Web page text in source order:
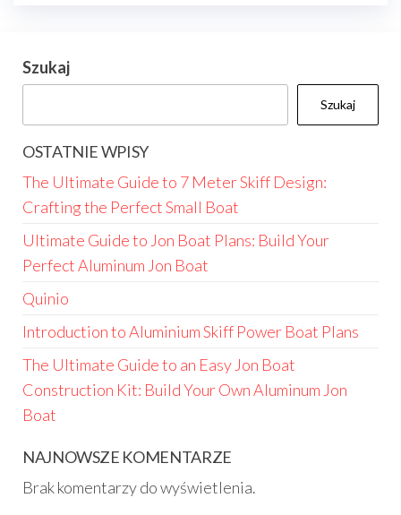
Szukaj
Szukaj
OSTATNIE WPISY
The Ultimate Guide to 7 Meter Skiff Design:
Crafting the Perfect Small Boat
Ultimate Guide to Jon Boat Plans: Build Your
Perfect Aluminum Jon Boat
Quinio
Introduction to Aluminium Skiff Power Boat Plans
The Ultimate Guide to an Easy Jon Boat
Construction Kit: Build Your Own Aluminum Jon
Boat
NAJNOWSZE KOMENTARZE
Brak komentarzy do wyświetlenia.